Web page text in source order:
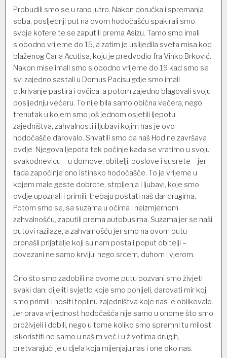
Probudili smo se u rano jutro. Nakon doručka i spremanja
soba, posljednji put na ovom hodočašću spakirali smo
svoje kofere te se zaputili prema Asizu. Tamo smo imali
slobodno vrijeme do 15, a zatim je uslijedila sveta misa kod
blaženog Carla Acutisa, koju je predvodio fra Vinko Brković.
Nakon mise imali smo slobodno vrijeme do 19 kad smo se
svi zajedno sastali u Domus Pacisu gdje smo imali
otkrivanje pastira i ovčica, a potom zajedno blagovali svoju
posljednju večeru. To nije bila samo obična večera, nego
trenutak u kojem smo još jednom osjetili ljepotu
zajedništva, zahvalnosti i ljubavi kojim nas je ovo
hodočašće darovalo. Shvatili smo da naš Hod ne završava
ovdje. Njegova ljepota tek počinje kada se vratimo u svoju
svakodnevicu – u domove, obitelji, poslove i susrete – jer
tada započinje ono istinsko hodočašće. To je vrijeme u
kojem male geste dobrote, strpljenja i ljubavi, koje smo
ovdje upoznali i primili, trebaju postati naš dar drugima.
Potom smo se, sa suzama u očima i neizmjernom
zahvalnošću, zaputili prema autobusima. Suzama jer se naši
putovi razilaze, a zahvalnošću jer smo na ovom putu
pronašli prijatelje koji su nam postali poput obitelji –
povezani ne samo krvlju, nego srcem, duhom i vjerom.
Ono što smo zadobili na ovome putu pozvani smo živjeti
svaki dan: dijeliti svjetlo koje smo ponijeli, darovati mir koji
smo primili i nositi toplinu zajedništva koje nas je oblikovalo.
Jer prava vrijednost hodočašća nije samo u onome što smo
proživjeli i dobili, nego u tome koliko smo spremni tu milost
iskoristiti ne samo u našim već i u životima drugih,
pretvarajući je u djela koja mijenjaju nas i one oko nas.